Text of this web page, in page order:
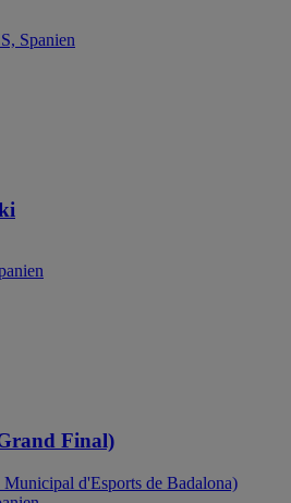
Spanien
Final)
d'Esports de Badalona)